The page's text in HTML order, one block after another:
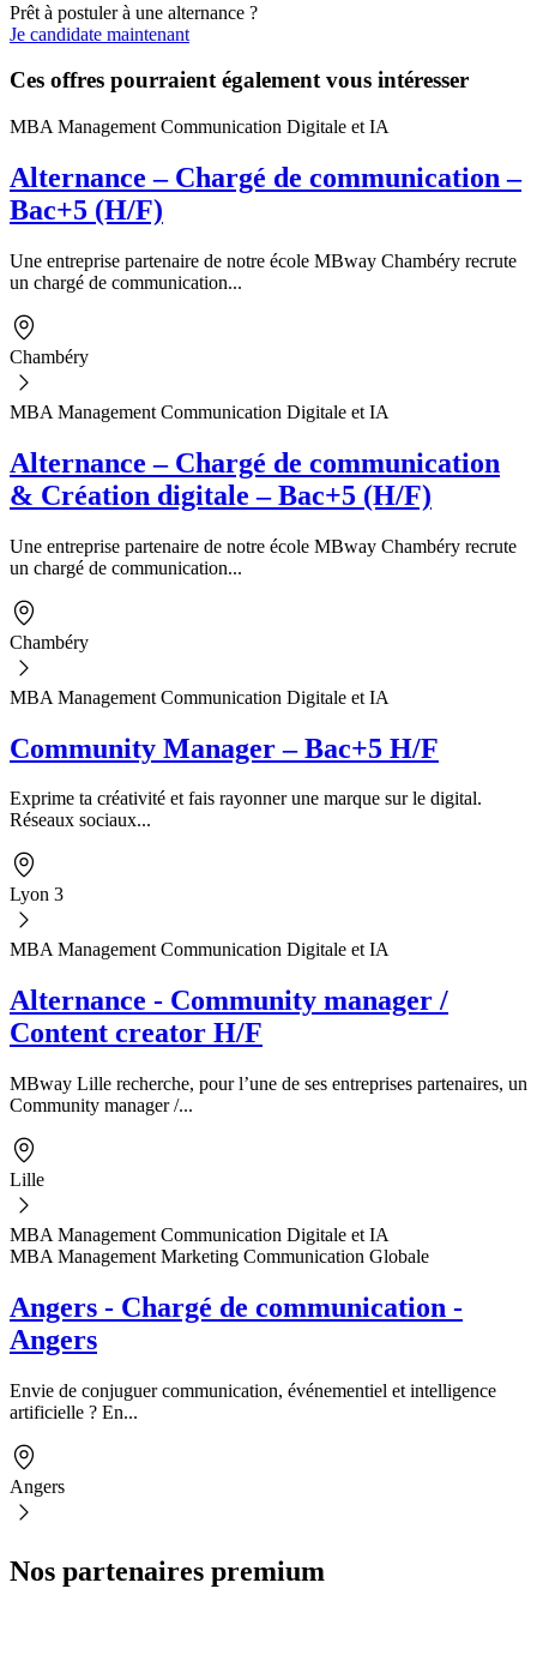
Prêt à postuler à une alternance ?
Je candidate maintenant
Ces offres pourraient également vous intéresser
MBA Management Communication Digitale et IA
Alternance – Chargé de communication –
Bac+5 (H/F)
Une entreprise partenaire de notre école MBway Chambéry recrute
un chargé de communication...
Chambéry
MBA Management Communication Digitale et IA
Alternance – Chargé de communication
& Création digitale – Bac+5 (H/F)
Une entreprise partenaire de notre école MBway Chambéry recrute
un chargé de communication...
Chambéry
MBA Management Communication Digitale et IA
Community Manager – Bac+5 H/F
Exprime ta créativité et fais rayonner une marque sur le digital.
Réseaux sociaux...
Lyon 3
MBA Management Communication Digitale et IA
Alternance - Community manager /
Content creator H/F
MBway Lille recherche, pour l’une de ses entreprises partenaires, un
Community manager /...
Lille
MBA Management Communication Digitale et IA
MBA Management Marketing Communication Globale
Angers - Chargé de communication -
Angers
Envie de conjuguer communication, événementiel et intelligence
artificielle ? En...
Angers
Nos partenaires premium